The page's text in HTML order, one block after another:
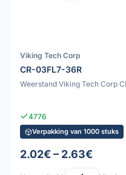
Viking Tech Corp
CR-03FL7-36R
Weerstand Viking Tech Corp
4776
Verpakking van 1000 stuks
2.02€ – 2.63€